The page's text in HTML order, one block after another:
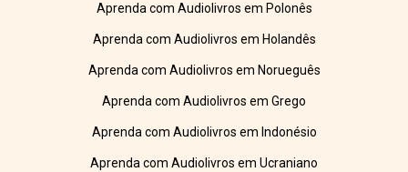
Aprenda com Audiolivros em Polonês
Aprenda com Audiolivros em Holandês
Aprenda com Audiolivros em Norueguês
Aprenda com Audiolivros em Grego
Aprenda com Audiolivros em Indonésio
Aprenda com Audiolivros em Ucraniano